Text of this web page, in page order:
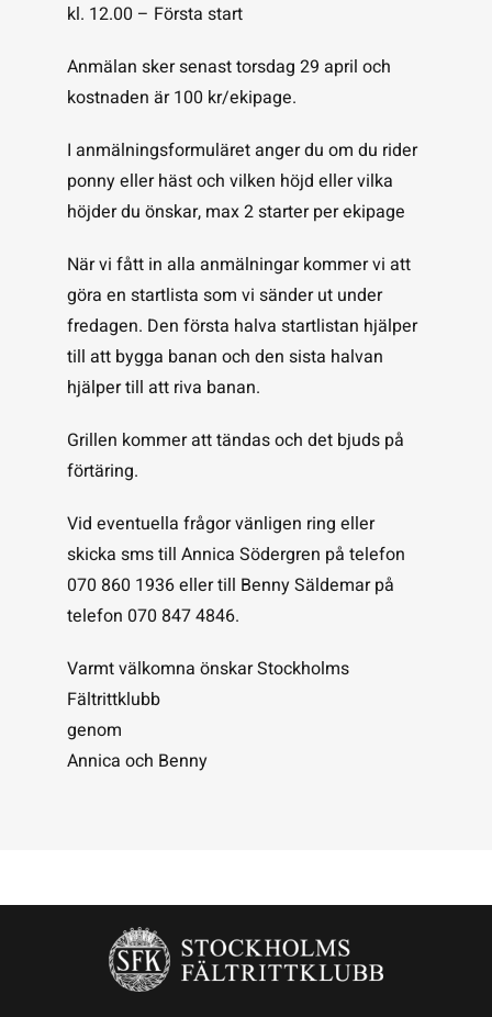
kl. 12.00 – Första start
Anmälan sker senast torsdag 29 april och
kostnaden är 100 kr/ekipage.
I anmälningsformuläret anger du om du rider
ponny eller häst och vilken höjd eller vilka
höjder du önskar, max 2 starter per ekipage
När vi fått in alla anmälningar kommer vi att
göra en startlista som vi sänder ut under
fredagen. Den första halva startlistan hjälper
till att bygga banan och den sista halvan
hjälper till att riva banan.
Grillen kommer att tändas och det bjuds på
förtäring.
Vid eventuella frågor vänligen ring eller
skicka sms till Annica Södergren på telefon
070 860 1936 eller till Benny Säldemar på
telefon 070 847 4846.
Varmt välkomna önskar Stockholms
Fältrittklubb
genom
Annica och Benny